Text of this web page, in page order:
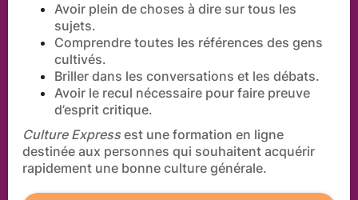
Avoir plein de choses à dire sur tous les
sujets.
Comprendre toutes les références des gens
cultivés.
Briller dans les conversations et les débats.
Avoir le recul nécessaire pour faire preuve
d’esprit critique.
Culture Express est une formation en ligne
destinée aux personnes qui souhaitent acquérir
rapidement une bonne culture générale.